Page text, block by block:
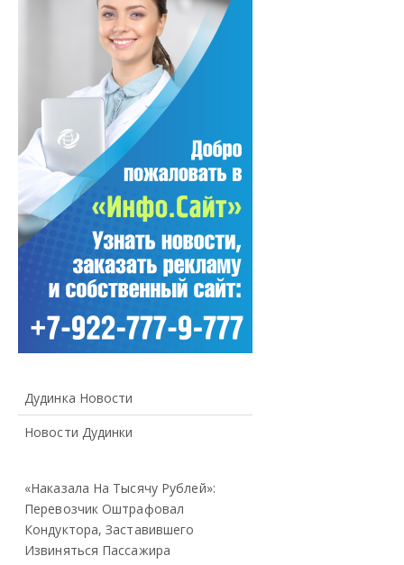
Дудинка Новости
Новости Дудинки
«Наказала На Тысячу Рублей»:
Перевозчик Оштрафовал
Кондуктора, Заставившего
Извиняться Пассажира